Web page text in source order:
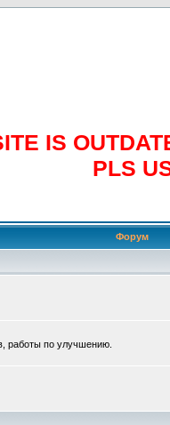
IS
PLS
Форум
работы по улучшению.